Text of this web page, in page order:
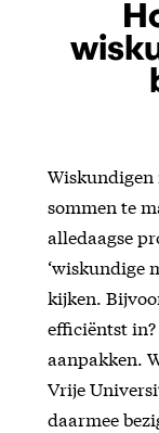
Wiskundigen
sommen te
alledaagse
‘wiskundige
kijken.
efficiëntst in?
aanpakken.
Vrije
daarmee